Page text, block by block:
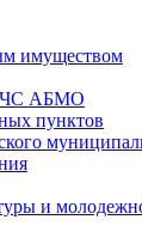
имуществом
ЧС АБМО
пунктов
и